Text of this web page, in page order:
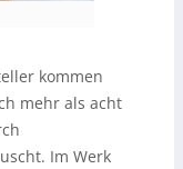
kommen
mehr als acht
Im Werk